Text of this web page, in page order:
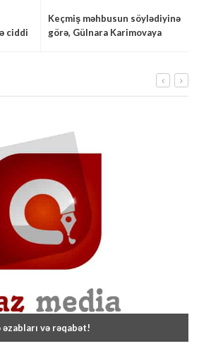
ciddi
Keçmiş məhbusun söylədiyinə
görə, Gülnara Karimovaya
və rəqabət!